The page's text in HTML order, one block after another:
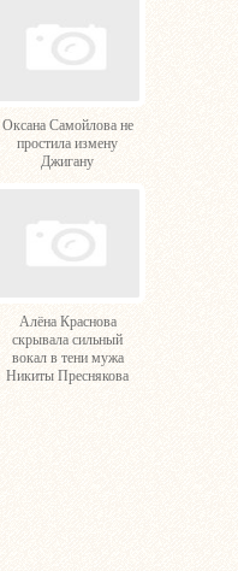
Оксана Самойлова не
простила измену
Джигану
Алёна Краснова
скрывала сильный
вокал в тени мужа
Никиты Преснякова